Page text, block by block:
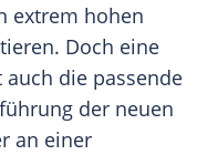
extrem hohen
Doch eine
die passende
der neuen
an einer